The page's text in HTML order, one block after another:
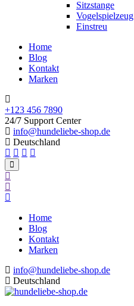
Sitzstange
Vogelspielzeug
Einstreu
Home
Blog
Kontakt
Marken
+123 456 7890
24/7 Support Center
info@hundeliebe-shop.de
Deutschland
Home
Blog
Kontakt
Marken
info@hundeliebe-shop.de
Deutschland